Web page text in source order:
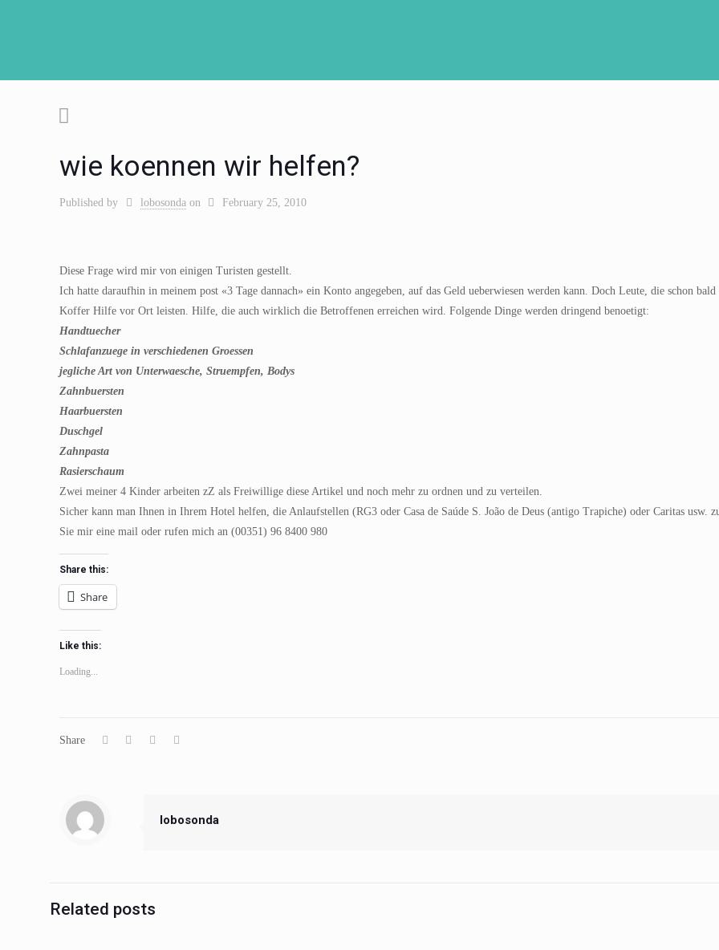
wie koennen wir helfen?
Published by lobosonda on February 25, 2010
Diese Frage wird mir von einigen Turisten gestellt.
Ich hatte daraufhin in meinem post «3 Tage dannach» ein Konto angegeben, auf das Geld ueberwiesen werden kann. Doch Leute, die schon
Koffer Hilfe vor Ort leisten. Hilfe, die auch wirklich die Betroffenen erreichen wird. Folgende Dinge werden dringend benoetigt:
Handtuecher
Schlafanzuege in verschiedenen Groessen
jegliche Art von Unterwaesche, Struempfen, Bodys
Zahnbuersten
Haarbuersten
Duschgel
Zahnpasta
Rasierschaum
Zwei meiner 4 Kinder arbeiten zZ als Freiwillige diese Artikel und noch mehr zu ordnen und zu verteilen.
Sicher kann man Ihnen in Ihrem Hotel helfen, die Anlaufstellen (RG3 oder Casa de Saúde S. João de Deus (antigo Trapiche) oder Caritas
Sie mir eine mail oder rufen mich an (00351) 96 8400 980
Share this:
Share
Like this:
Loading...
Share
lobosonda
Related posts